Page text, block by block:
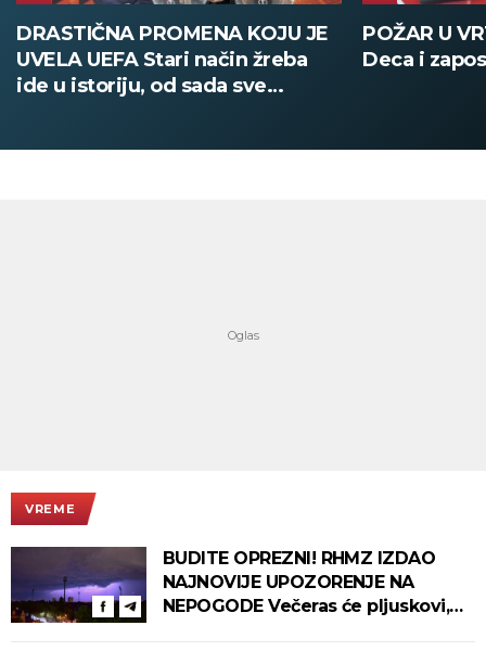
DRASTIČNA PROMENA KOJU JE
UVELA UEFA Stari način žreba
ide u istoriju, od sada sve
POŽAR U
Deca i
VREME
BUDITE OPREZNI! RHMZ IZDAO
NAJNOVIJE UPOZORENJE NA
NEPOGODE Večeras će pljuskovi,